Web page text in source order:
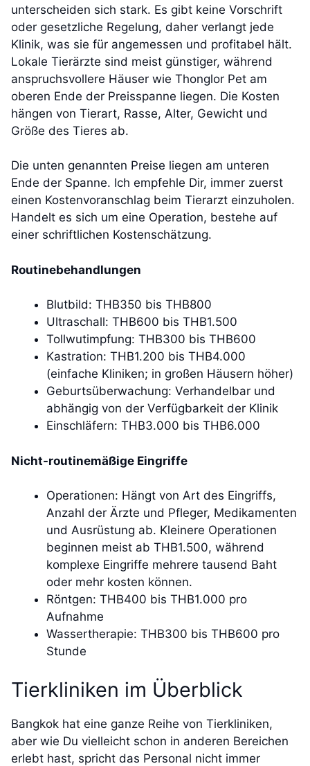
unterscheiden sich stark. Es gibt keine Vorschrift
oder gesetzliche Regelung, daher verlangt jede
Klinik, was sie für angemessen und profitabel hält.
Lokale Tierärzte sind meist günstiger, während
anspruchsvollere Häuser wie Thonglor Pet am
oberen Ende der Preisspanne liegen. Die Kosten
hängen von Tierart, Rasse, Alter, Gewicht und
Größe des Tieres ab.
Die unten genannten Preise liegen am unteren
Ende der Spanne. Ich empfehle Dir, immer zuerst
einen Kostenvoranschlag beim Tierarzt einzuholen.
Handelt es sich um eine Operation, bestehe auf
einer schriftlichen Kostenschätzung.
Routinebehandlungen
Blutbild: THB350 bis THB800
Ultraschall: THB600 bis THB1.500
Tollwutimpfung: THB300 bis THB600
Kastration: THB1.200 bis THB4.000
(einfache Kliniken; in großen Häusern höher)
Geburtsüberwachung: Verhandelbar und
abhängig von der Verfügbarkeit der Klinik
Einschläfern: THB3.000 bis THB6.000
Nicht-routinemäßige Eingriffe
Operationen: Hängt von Art des Eingriffs,
Anzahl der Ärzte und Pfleger, Medikamenten
und Ausrüstung ab. Kleinere Operationen
beginnen meist ab THB1.500, während
komplexe Eingriffe mehrere tausend Baht
oder mehr kosten können.
Röntgen: THB400 bis THB1.000 pro
Aufnahme
Wassertherapie: THB300 bis THB600 pro
Stunde
Tierkliniken im Überblick
Bangkok hat eine ganze Reihe von Tierkliniken,
aber wie Du vielleicht schon in anderen Bereichen
erlebt hast, spricht das Personal nicht immer